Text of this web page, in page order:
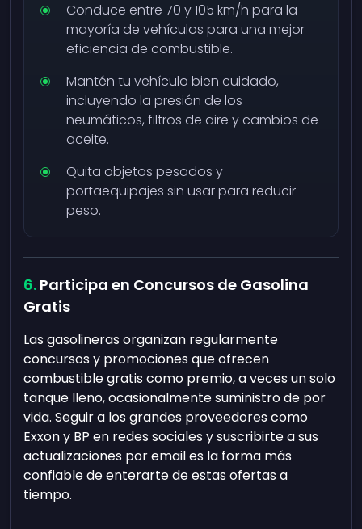
Conduce entre 70 y 105 km/h para la
mayoría de vehículos para una mejor
eficiencia de combustible.
Mantén tu vehículo bien cuidado,
incluyendo la presión de los
neumáticos, filtros de aire y cambios de
aceite.
Quita objetos pesados y
portaequipajes sin usar para reducir
peso.
Participa en Concursos de Gasolina
Gratis
Las gasolineras organizan regularmente
concursos y promociones que ofrecen
combustible gratis como premio, a veces un solo
tanque lleno, ocasionalmente suministro de por
vida. Seguir a los grandes proveedores como
Exxon y BP en redes sociales y suscribirte a sus
actualizaciones por email es la forma más
confiable de enterarte de estas ofertas a
tiempo.